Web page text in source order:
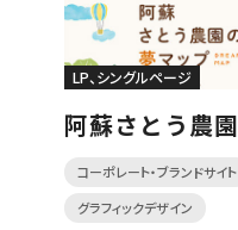
LP、シングルページ
阿蘇さとう農園
コーポレート・ブランドサイト
グラフィックデザイン